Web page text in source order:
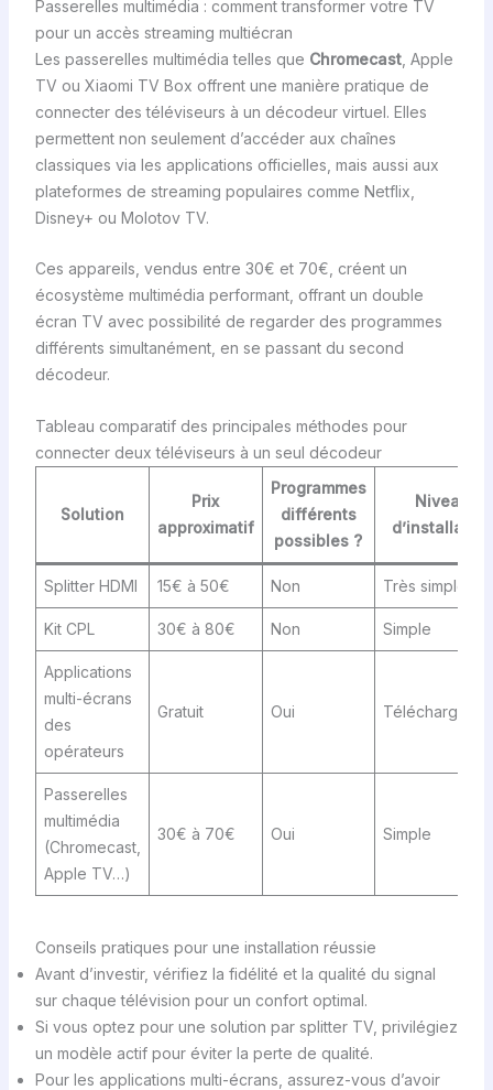
Passerelles multimédia : comment transformer votre TV
pour un accès streaming multiécran
Les passerelles multimédia telles que Chromecast, Apple
TV ou Xiaomi TV Box offrent une manière pratique de
connecter des téléviseurs à un décodeur virtuel. Elles
permettent non seulement d’accéder aux chaînes
classiques via les applications officielles, mais aussi aux
plateformes de streaming populaires comme Netflix,
Disney+ ou Molotov TV.
Ces appareils, vendus entre 30€ et 70€, créent un
écosystème multimédia performant, offrant un double
écran TV avec possibilité de regarder des programmes
différents simultanément, en se passant du second
décodeur.
Tableau comparatif des principales méthodes pour
connecter deux téléviseurs à un seul décodeur
Solution
Prix
approximatif
Programmes
différents
possibles ?
Niveau
d’installation
Splitter HDMI 15€ à 50€ Non Très simple
Kit CPL 30€ à 80€ Non Simple
Applications
multi-écrans
des
opérateurs
Gratuit Oui
Passerelles
multimédia
(Chromecast,
Apple TV…)
30€ à 70€ Oui Simple
Conseils pratiques pour une installation réussie
Avant d’investir, vérifiez la fidélité et la qualité du signal
sur chaque télévision pour un confort optimal.
Si vous optez pour une solution par splitter TV, privilégiez
un modèle actif pour éviter la perte de qualité.
Pour les applications multi-écrans, assurez-vous d’avoir